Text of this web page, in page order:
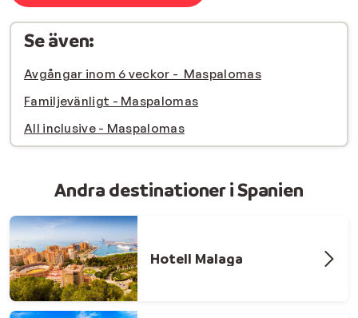
Se även:
Avgångar inom 6 veckor - Maspalomas
Familjevänligt - Maspalomas
All inclusive - Maspalomas
Andra destinationer i Spanien
Hotell Malaga